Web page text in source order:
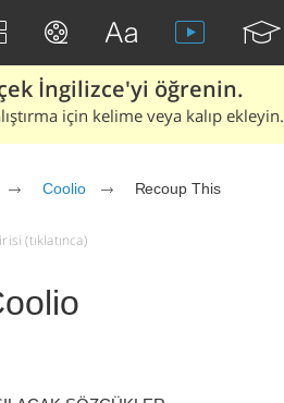
İngilizce'yi öğrenin.
için kelime veya kalıp ekleyin.
Coolio Recoup This
(tıklatınca)